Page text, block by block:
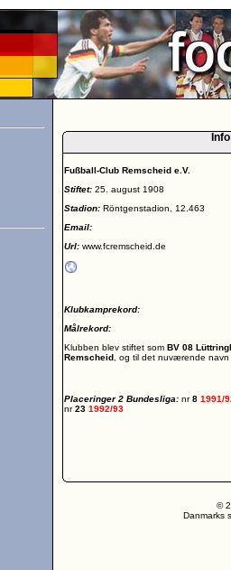
Fußball-Club Remscheid e.V.
Stiftet: 25. august 1908
Stadion: Röntgenstadion, 12.463
Email:
Url: www.fcremscheid.de
Klubkamprekord:
Målrekord:
Klubben blev stiftet som BV 08
Remscheid , og til det nuværende
Placeringer 2 Bundesliga: nr8 1991/
nr23 1992/93
©
Danmarks